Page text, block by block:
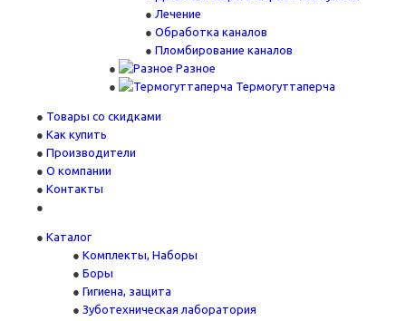
Лечение
Обработка каналов
Пломбирование каналов
Разное
Термогуттаперча
Товары со скидками
Как купить
Производители
О компании
Контакты
Каталог
Комплекты, Наборы
Боры
Гигиена, защита
Зуботехническая лаборатория